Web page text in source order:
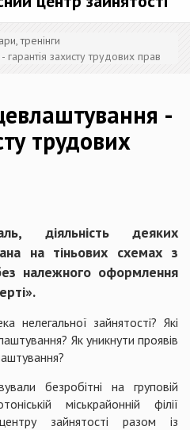
тренінги
захисту трудових прав
-
трудових
діяльність деяких
на тіньових схемах з
належного оформлення
нелегальної зайнятості? Які
Як уникнути проявів
безробітні на груповій
міськрайонній філії
зайнятості разом із